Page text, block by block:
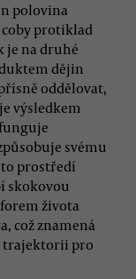
polovina
coby protiklad
na druhé
dějin
oddělovat,
výsledkem
svému
prostředí
skokovou
života
což znamená
trajektorii pro